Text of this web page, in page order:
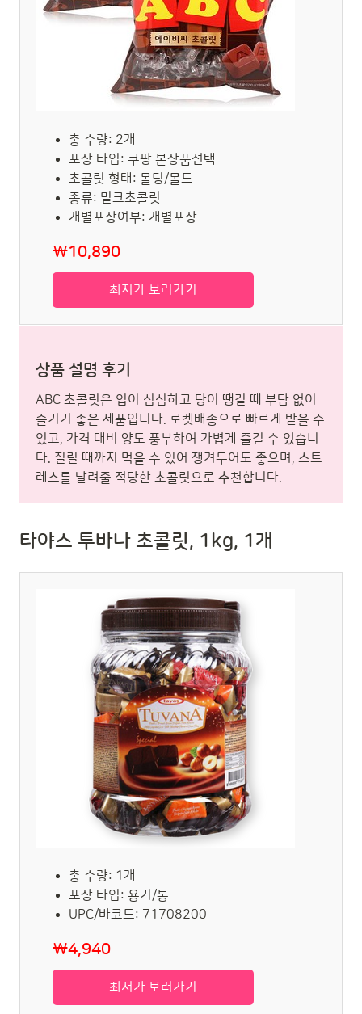
총 수량: 2개
포장 타입: 쿠팡 본상품선택
초콜릿 형태: 몰딩/몰드
종류: 밀크초콜릿
개별포장여부: 개별포장
₩10,890
최저가 보러가기
상품 설명 후기
ABC 초콜릿은 입이 심심하고 당이 땡길 때 부담 없이
즐기기 좋은 제품입니다. 로켓배송으로 빠르게 받을 수
있고, 가격 대비 양도 풍부하여 가볍게 즐길 수 있습니
다. 질릴 때까지 먹을 수 있어 쟁겨두어도 좋으며, 스트
레스를 날려줄 적당한 초콜릿으로 추천합니다.
타야스 투바나 초콜릿, 1kg, 1개
총 수량: 1개
포장 타입: 용기/통
UPC/바코드: 71708200
₩4,940
최저가 보러가기